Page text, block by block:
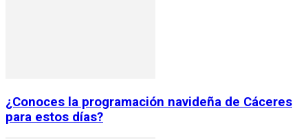
¿Conoces la programación navideña de Cáceres
para estos días?